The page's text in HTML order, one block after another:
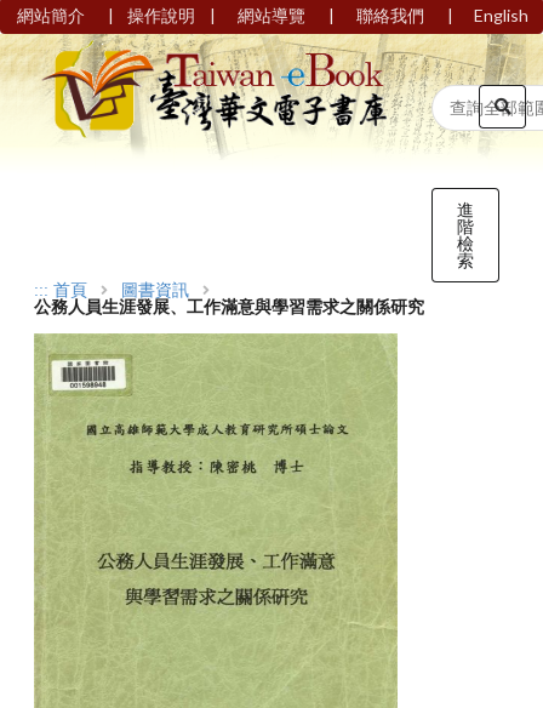
網站簡介 | 操作說明 | 網站導覽 | 聯絡我們 | English
進
階
檢
索
::: 首頁
圖書資訊
公務人員生涯發展、工作滿意與學習需求之關係研究